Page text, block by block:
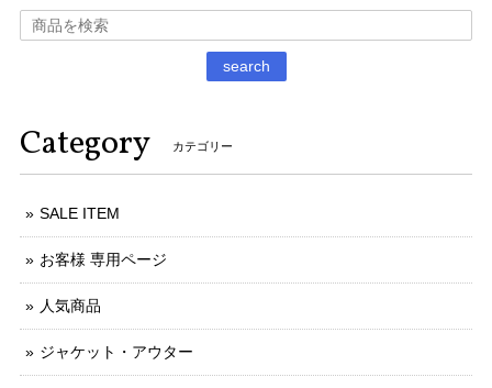
search
Category カテゴリー
SALE ITEM
お客様 専用ページ
人気商品
ジャケット・アウター